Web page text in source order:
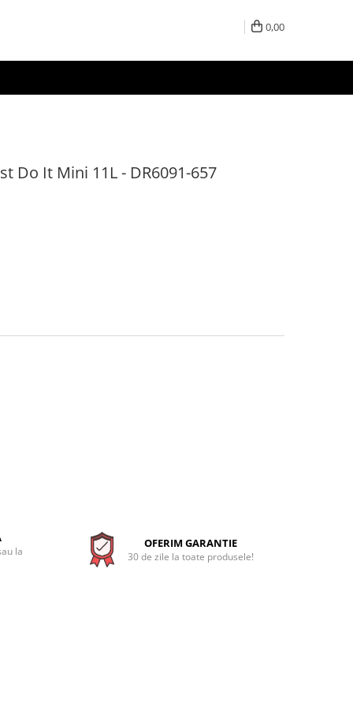
0,00
Do It Mini 11L - DR6091-657
la
OFERIM GARANTIE
30 de zile la toate produsele!